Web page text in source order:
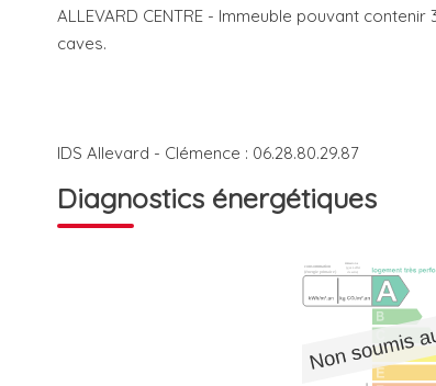
ALLEVARD CENTRE - Immeuble pouvant
caves.
IDS Allevard - Clémence : 06.28.80.29.87
Diagnostics énergétiques